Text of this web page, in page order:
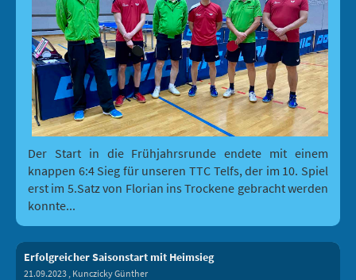
Der Start in die Frühjahrsrunde endete mit einem
knappen 6:4 Sieg für unseren TTC Telfs, der im 10. Spiel
erst im 5.Satz von Florian ins Trockene gebracht werden
konnte...
Erfolgreicher Saisonstart mit Heimsieg
21.09.2023 , Kunczicky Günther